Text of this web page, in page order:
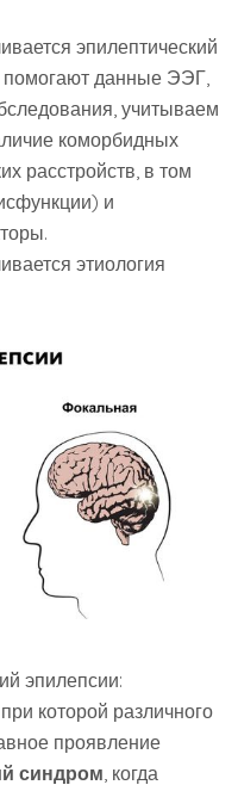
эпилептический
помогают данные ЭЭГ,
учитываем
коморбидных
расстройств, в том
и
этиология
эпилепсии:
при которой различного
проявление
синдром, когда